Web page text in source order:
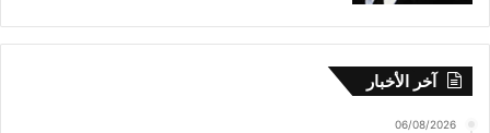
آخر الأخبار
06/08/2026